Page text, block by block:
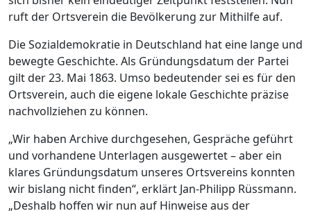
ruft der Ortsverein die Bevölkerung zur Mithilfe auf.
Die Sozialdemokratie in Deutschland hat eine lange und
bewegte Geschichte. Als Gründungsdatum der Partei
gilt der 23. Mai 1863. Umso bedeutender sei es für den
Ortsverein, auch die eigene lokale Geschichte präzise
nachvollziehen zu können.
„Wir haben Archive durchgesehen, Gespräche geführt
und vorhandene Unterlagen ausgewertet – aber ein
klares Gründungsdatum unseres Ortsvereins konnten
wir bislang nicht finden“, erklärt Jan-Philipp Rüssmann.
„Deshalb hoffen wir nun auf Hinweise aus der